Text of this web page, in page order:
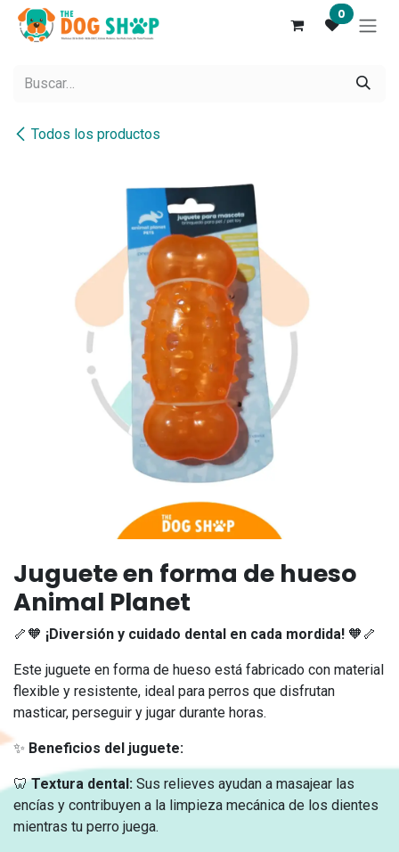
Ir al contenido 0
Todos los productos
Juguete en forma de hueso
Animal Planet
🦴🧡 ¡Diversión y cuidado dental en cada mordida! 🧡🦴
Este juguete en forma de hueso está fabricado con material
flexible y resistente, ideal para perros que disfrutan
masticar, perseguir y jugar durante horas.
✨ Beneficios del juguete:
🦷Textura dental: Sus relieves ayudan a masajear las
encías y contribuyen a la limpieza mecánica de los dientes
mientras tu perro juega.